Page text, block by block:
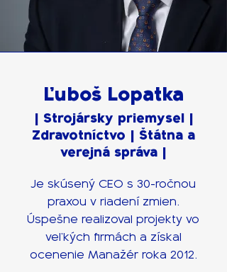
Ľuboš Lopatka
| Strojársky priemysel |
Zdravotníctvo | Štátna a
verejná správa |
Je skúsený CEO s 30-ročnou
praxou v riadení zmien.
Úspešne realizoval projekty vo
veľkých firmách a získal
ocenenie Manažér roka 2012.